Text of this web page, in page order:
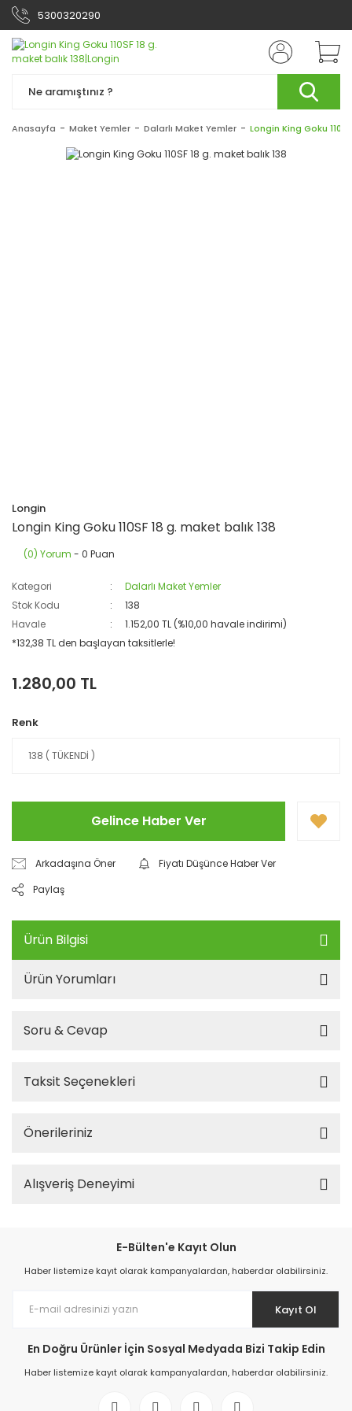
5300320290
Anasayfa Maket Yemler Dalarlı Maket Yemler Longin King Goku
Longin
Longin King Goku 110SF 18 g. maket balık 138
(0) Yorum - 0 Puan
Kategori
Dalarlı Maket Yemler
Stok Kodu
138
Havale
1.152,00 TL (%10,00 havale indirimi)
*132,38 TL den başlayan taksitlerle!
1.280,00 TL
Renk
Gelince Haber Ver
Arkadaşına Öner
Fiyatı Düşünce Haber Ver
Paylaş
Ürün Bilgisi
Ürün Yorumları
Soru & Cevap
Taksit Seçenekleri
Önerileriniz
Alışveriş Deneyimi
E-Bülten'e Kayıt Olun
Haber listemize kayıt olarak kampanyalardan, haberdar olabilirsiniz.
Kayıt Ol
En Doğru Ürünler İçin Sosyal Medyada Bizi Takip Edin
Haber listemize kayıt olarak kampanyalardan, haberdar olabilirsiniz.